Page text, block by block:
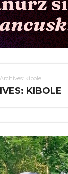
kibole
KIBOLE